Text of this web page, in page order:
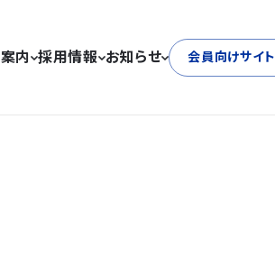
内 採用情報 お知らせ 会員向けサイト